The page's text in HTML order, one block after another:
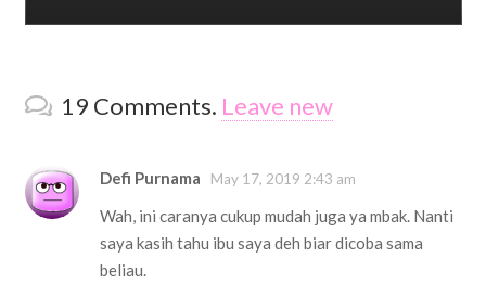
19 Comments. Leave new
Defi Purnama May 17, 2019 2:43 am
Wah, ini caranya cukup mudah juga ya mbak. Nanti
saya kasih tahu ibu saya deh biar dicoba sama
beliau.